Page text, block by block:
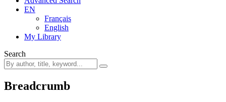
EN
Français
English
My Library
Search
Breadcrumb